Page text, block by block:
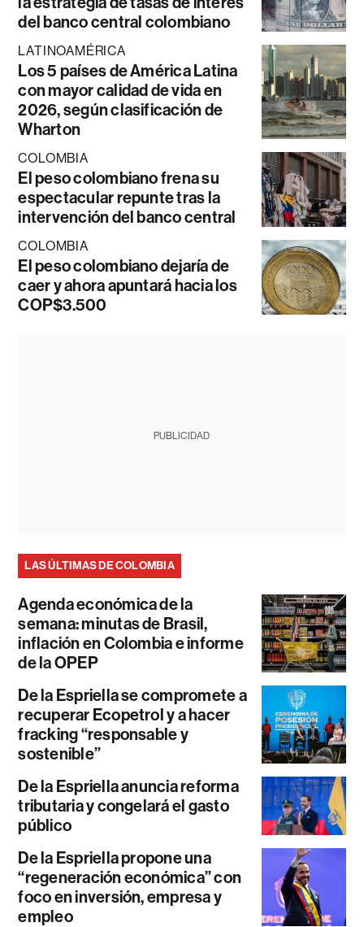
del banco central colombiano
LATINOAMÉRICA
Los 5 países de América Latina
con mayor calidad de vida en
2026, según clasificación de
Wharton
COLOMBIA
El peso colombiano frena su
espectacular repunte tras la
intervención del banco central
COLOMBIA
El peso colombiano dejaría de
caer y ahora apuntará hacia los
COP$3.500
PUBLICIDAD
LAS ÚLTIMAS DE COLOMBIA
Agenda económica de la
semana: minutas de Brasil,
inflación en Colombia e informe
de la OPEP
De la Espriella se compromete a
recuperar Ecopetrol y a hacer
fracking “responsable y
sostenible”
De la Espriella anuncia reforma
tributaria y congelará el gasto
público
De la Espriella propone una
“regeneración económica” con
foco en inversión, empresa y
empleo